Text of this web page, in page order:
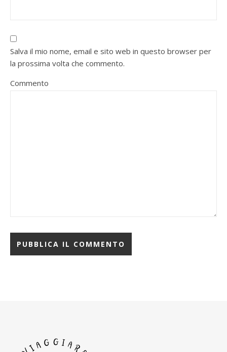
Salva il mio nome, email e sito web in questo browser per
la prossima volta che commento.
Commento